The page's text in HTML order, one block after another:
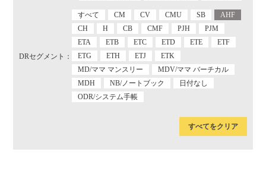
DRセグメント：
すべて CM CV CMU SB
AHF
CH
H CB CMF PJH
PJM
ETA
ETB ETC ETD ETE
ETF
ETG
ETH ETJ
ETK
MD/ママ マンスリー
MDV/ママ バーチカル
MDH
NB/ノートブック
日付なし
ODR/システム手帳
すべてをクリア